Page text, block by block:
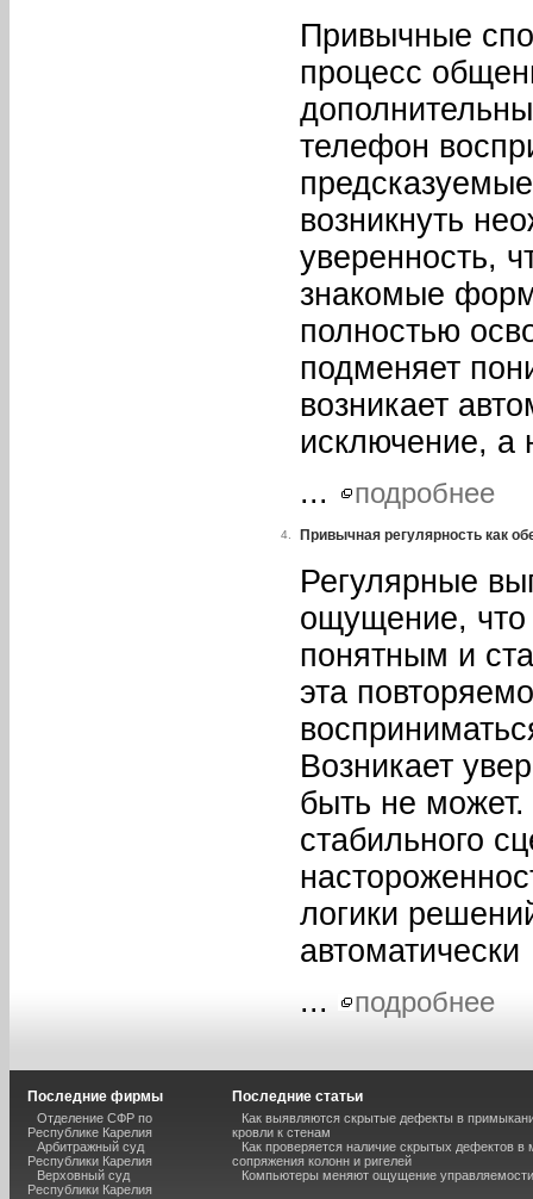
Привычные
процесс
телефон
возникнуть
уверенность,
знакомые
полностью
подменяет
возникает
исключение, а
...
подробнее
4. Привычная регулярность как
Регулярные
ощущение, что
понятным и
эта
Возникает
быть не
стабильного
логики
автоматически
...
подробнее
Последние фирмы
Отделение СФР по
Республике Карелия
Арбитражный суд
Республики Карелия
Верховный суд
Республики Карелия
Последние статьи
Как выявляются скрытые дефекты в
кровли к стенам
Как проверяется наличие скрытых дефектов в
сопряжения колонн и ригелей
Компьютеры меняют ощущение управляемости